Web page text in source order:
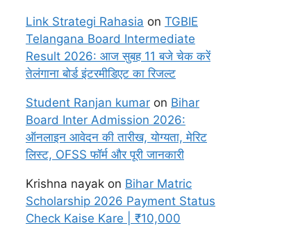
Link Strategi Rahasia on TGBIE
Telangana Board Intermediate
Result 2026: आज सुबह 11 बजे चेक करें
तेलंगाना बोर्ड इंटरमीडिएट का रिजल्ट
Student Ranjan kumar on Bihar
Board Inter Admission 2026:
ऑनलाइन आवेदन की तारीख, योग्यता, मेरिट
लिस्ट, OFSS फॉर्म और पूरी जानकारी
Krishna nayak on Bihar Matric
Scholarship 2026 Payment Status
Check Kaise Kare | ₹10,000